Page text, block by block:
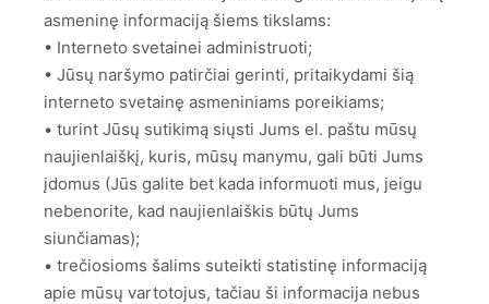
asmeninę informaciją šiems tikslams:
• Interneto svetainei administruoti;
• Jūsų naršymo patirčiai gerinti, pritaikydami šią
interneto svetainę asmeniniams poreikiams;
• turint Jūsų sutikimą siųsti Jums el. paštu mūsų
naujienlaiškį, kuris, mūsų manymu, gali būti Jums
įdomus (Jūs galite bet kada informuoti mus, jeigu
nebenorite, kad naujienlaiškis būtų Jums
siunčiamas);
• trečiosioms šalims suteikti statistinę informaciją
apie mūsų vartotojus, tačiau ši informacija nebus